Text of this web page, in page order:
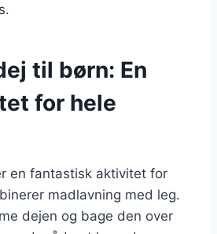
til børn: En
for hele
en fantastisk aktivitet for
madlavning med leg.
dejen og bage den over